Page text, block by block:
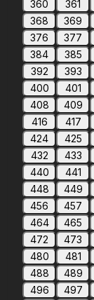
360
361
368
369
376
377
384
385
392
393
400
401
408
409
416
417
424
425
432
433
440
441
448
449
456
457
464
465
472
473
480
481
488
489
496
497